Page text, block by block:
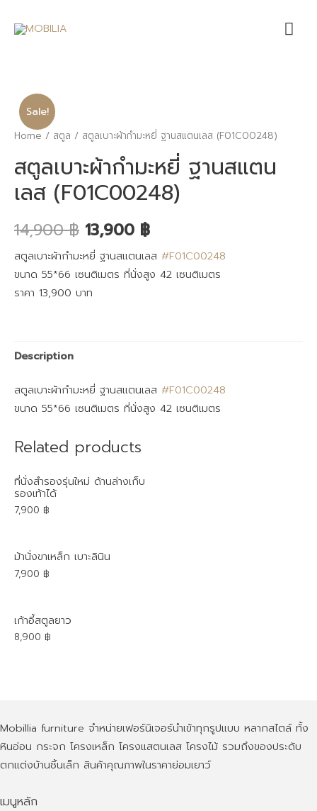
Sale!
Home / สตูล / สตูลเบาะผ้ากำมะหยี่ ฐานสแตนเลส (F01C00248)
สตูลเบาะผ้ากำมะหยี่ ฐานสแตน
เลส (F01C00248)
14,900฿ 13,900 ฿
สตูลเบาะผ้ากำมะหยี่ ฐานสแตนเลส #F01C00248
ขนาด 55*66 เซนติเมตร ที่นั่งสูง 42 เซนติเมตร
ราคา 13,900 บาท
Description
สตูลเบาะผ้ากำมะหยี่ ฐานสแตนเลส #F01C00248
ขนาด 55*66 เซนติเมตร ที่นั่งสูง 42 เซนติเมตร
Related products
ที่นั่งสำรองรุ่นใหม่ ด้านล่างเก็บ
รองเท้าได้
7,900 ฿
ม้านั่งขาเหล็ก เบาะลินิน
7,900 ฿
เก้าอี้สตูลยาว
8,900 ฿
Mobillia furniture จำหน่ายเฟอร์นิเจอร์นำเข้าทุกรูปแบบ หลากสไตล์ ทั้ง
หินอ่อน กระจก โครงเหล็ก โครงแสตนเลส โครงไม้ รวมถึงของประดับ
ตกแต่งบ้านชิ้นเล็ก สินค้าคุณภาพในราคาย่อมเยาว์
เมนูหลัก